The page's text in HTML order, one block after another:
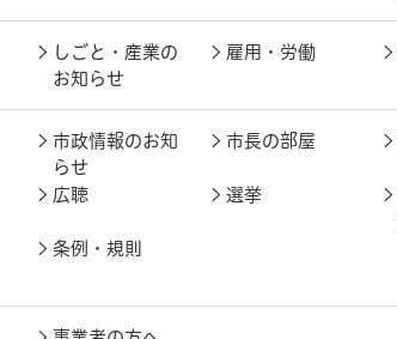
しごと・産業の
お知らせ
雇用・労働
市政情報のお知
らせ
市長の部屋
広聴 選挙
条例・規則